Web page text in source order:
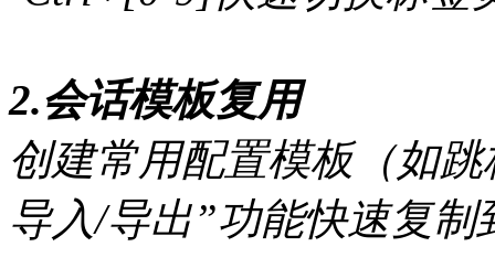
2.会话模板复用
创建常用配置模板（如
导入/导出”功能快速复制